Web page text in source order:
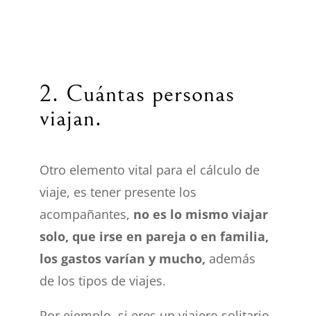
2. Cuántas personas
viajan.
Otro elemento vital para el cálculo de
viaje, es tener presente los
acompañantes, no es lo mismo viajar
solo, que irse en pareja o en familia,
los gastos varían y mucho, además
de los tipos de viajes.